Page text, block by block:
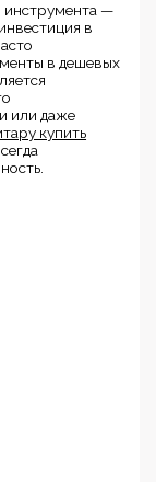
инструмента —
в
в дешевых
или даже
купить